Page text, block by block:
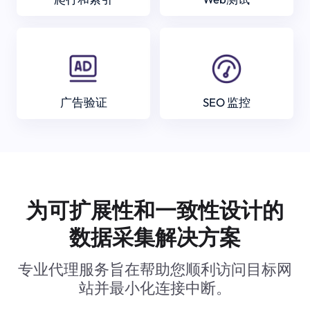
广告验证 SEO 监控
为可扩展性和一致性设计的
数据采集解决方案
专业代理服务旨在帮助您顺利访问目标网
站并最小化连接中断。